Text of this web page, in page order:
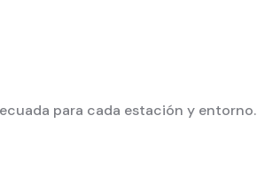
para cada estación y entorno.